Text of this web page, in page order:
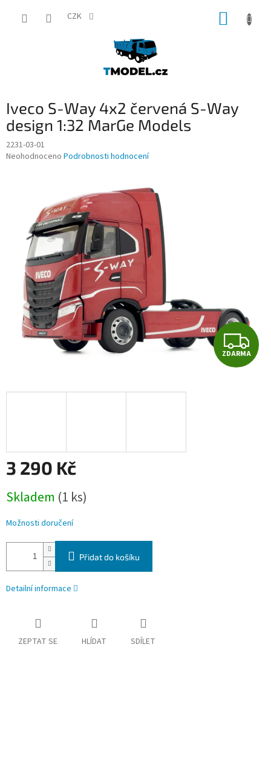
CZK
Iveco S-Way 4x2 červená S-Way
design 1:32 MarGe Models
2231-03-01
Průměrné
hvězdiček.
Neohodnoceno Podrobnosti hodnocení
Z
D
ZDARMA
3 290 Kč
cena:
Skladem (1 ks)
Možnosti doručení
Přidat do košíku
Detailní informace
ZEPTAT SE HLÍDAT SDÍLET